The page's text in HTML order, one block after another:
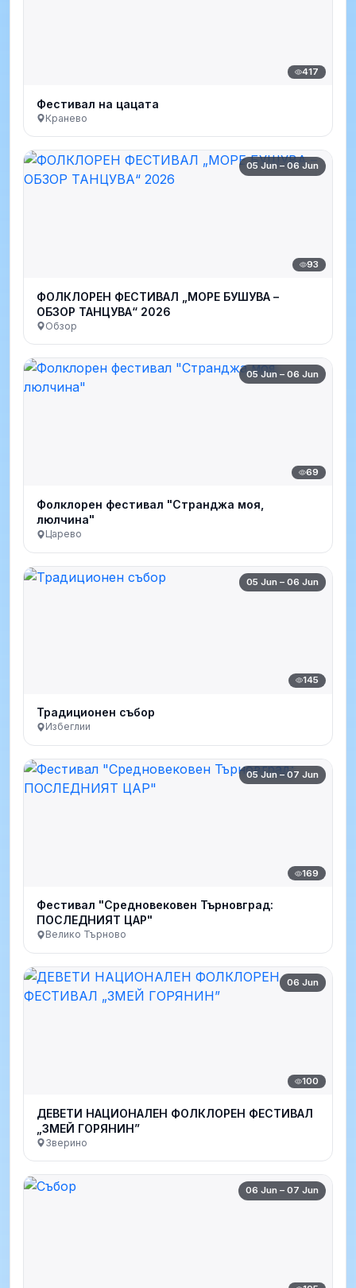
417
Фестивал на цацата
Кранево
05 Jun – 06 Jun
93
ФОЛКЛОРЕН ФЕСТИВАЛ „МОРЕ БУШУВА –
ОБЗОР ТАНЦУВА“ 2026
Обзор
05 Jun – 06 Jun
69
Фолклорен фестивал "Странджа моя,
люлчина"
Царево
05 Jun – 06 Jun
145
Традиционен събор
Избеглии
05 Jun – 07 Jun
169
Фестивал "Средновековен Търновград:
ПОСЛЕДНИЯТ ЦАР"
Велико Търново
06 Jun
100
ДЕВЕТИ НАЦИОНАЛЕН ФОЛКЛОРЕН ФЕСТИВАЛ
„ЗМЕЙ ГОРЯНИН”
Зверино
06 Jun – 07 Jun